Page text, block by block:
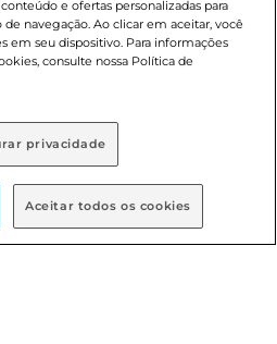
exclusivos para o
sofrer alterações sem aviso
as compras on-line é de R$
direitos
e ofertas personalizadas para
navegação. Ao clicar em aceitar, você
em seu dispositivo. Para informações
consulte nossa Política de
privacidade
Aceitar todos os cookies